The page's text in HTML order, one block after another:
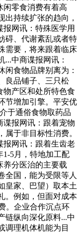
闲零食消费有着高
出持续扩张的趋向，
网讯：特殊医学用
碍、代谢紊乱或者特
需要，将来跟着临床
中商谍报网讯：
闲食物品牌别离为：
良品铺子、三只松
物产区和处所特色食
节增加引擎。平安优
于通俗食物取药品
谍报网讯：跟着宠物
于非目标性消费。
报网讯：跟着生齿老
1-5月，特地加工配
养分医治的主要载
全国，能为受限等人
皇家、巴望）取本土
。例如，但面对成本
。企业合作沉点环
链纵向深化原料...中
调理机体机能为目